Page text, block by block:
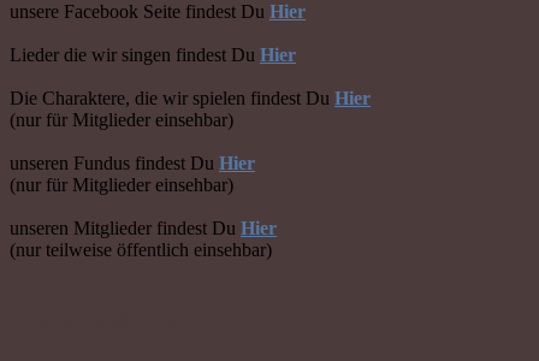
unsere Facebook Seite findest Du Hier
Lieder die wir singen findest Du Hier
Die Charaktere, die wir spielen findest Du Hier
(nur für Mitglieder einsehbar)
unseren Fundus findest Du Hier
(nur für Mitglieder einsehbar)
unseren Mitglieder findest Du Hier
(nur teilweise öffentlich einsehbar)